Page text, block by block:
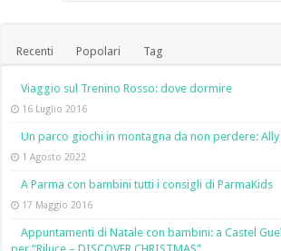
Recenti Popolari Tag
Viaggio sul Trenino Rosso: dove dormire
16 Luglio 2016
Un parco giochi in montagna da non perdere: Ally
1 Agosto 2022
A Parma con bambini tutti i consigli di ParmaKids
17 Maggio 2016
Appuntamenti di Natale con bambini: a Castel